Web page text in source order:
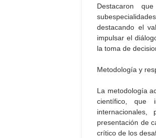
Destacaron
destacando el
impulsar el
la toma de
Metodología y
La metodología
científico, que
presentación de
crítico de los